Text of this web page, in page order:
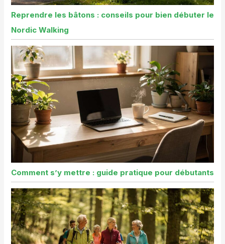
Reprendre les bâtons : conseils pour bien débuter le
Nordic Walking
Comment s’y mettre : guide pratique pour débutants